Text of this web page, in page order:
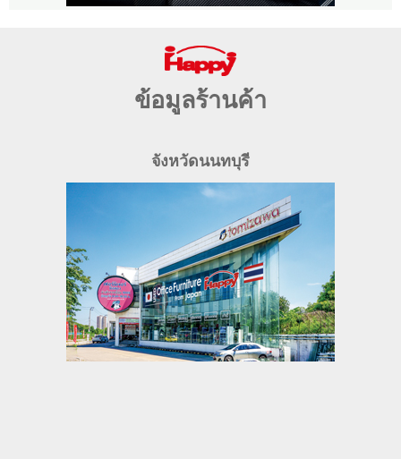
ข้อมูลร้านค้า
จังหวัดนนทบุรี